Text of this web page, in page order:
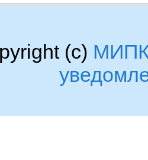
(c)